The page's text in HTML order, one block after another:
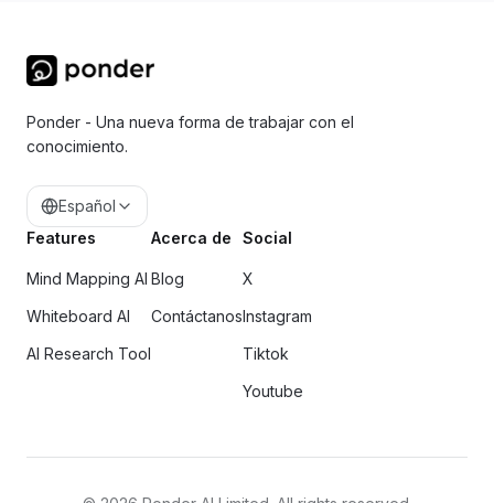
Ponder - Una nueva forma de trabajar con el
conocimiento.
Español
Features
Mind Mapping AI
Whiteboard AI
AI Research Tool
Acerca de
Blog
Contáctanos
Social
X
Instagram
Tiktok
Youtube